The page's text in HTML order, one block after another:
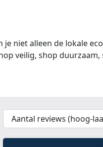
niet alleen de lokale
veilig, shop duurzaam,
{{
__('Sort')
}}